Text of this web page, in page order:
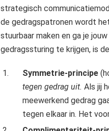
strategisch
de gedragspatronen wordt
stuurbaar maken en ga je
gedragssturing te krijgen, is
Symmetrie-principe
tegen gedrag uit. Als jij
meewerkend gedrag
tegen elkaar in. Het